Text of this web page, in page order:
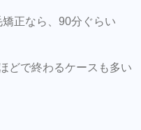
正なら、90分ぐらい
どで終わるケースも多い